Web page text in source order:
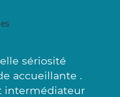
sériosité
accueillante .
intermédiateur